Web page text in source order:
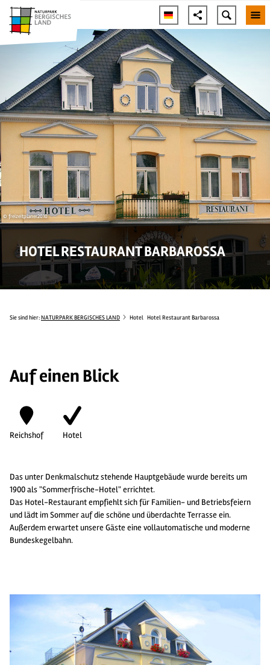
© freizeitplaner2010
HOTEL RESTAURANT BARBAROSSA
Sie sind hier:NATURPARK BERGISCHES LAND Hotel Hotel Restaurant Barbarossa
Auf einen Blick
Reichshof Hotel
Das unter Denkmalschutz stehende Hauptgebäude wurde bereits um
1900 als "Sommerfrische-Hotel" errichtet.
Das Hotel-Restaurant empfiehlt sich für Familien- und Betriebsfeiern
und lädt im Sommer auf die schöne und überdachte Terrasse ein.
Außerdem erwartet unsere Gäste eine vollautomatische und moderne
Bundeskegelbahn.